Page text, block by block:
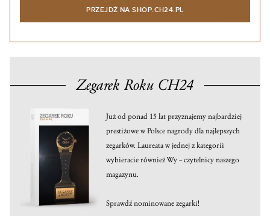
PRZEJDŹ NA SHOP.CH24.PL
Zegarek Roku CH24
Już od ponad 15 lat przyznajemy najbardziej
prestiżowe w Polsce nagrody dla najlepszych
zegarków. Laureata w jednej z kategorii
wybieracie również Wy – czytelnicy naszego
magazynu.
Sprawdź nominowane zegarki!